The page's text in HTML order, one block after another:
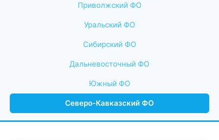
Приволжский ФО
Уральский ФО
Сибирский ФО
Дальневосточный ФО
Южный ФО
Северо-Кавказский ФО